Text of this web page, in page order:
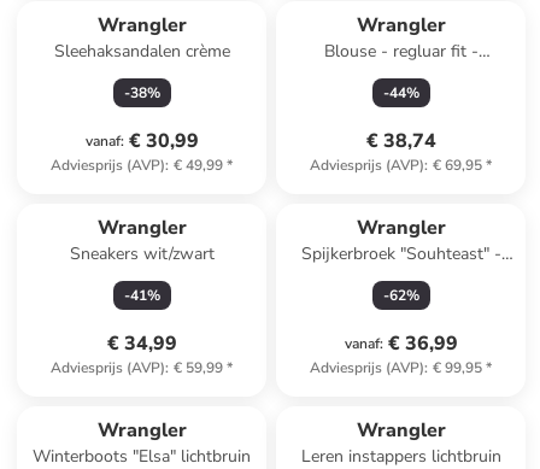
Wrangler
Sleehaksandalen crème
-38%
vanaf: € 30,99
Adviesprijs (AVP): € 49,99*
Wrangler
Blouse - regluar fit -
lichtblauw
-44%
€ 38,74
Adviesprijs (AVP): € 69,95*
Wrangler
Sneakers wit/zwart
-41%
€ 34,99
Adviesprijs (AVP): € 59,99*
Wrangler
Spijkerbroek "Souhteast" -
bootcut leg - lichtblauw
-62%
vanaf: € 36,99
Adviesprijs (AVP): € 99,95*
Wrangler
Winterboots "Elsa" lichtbruin
Wrangler
Leren instappers lichtbruin